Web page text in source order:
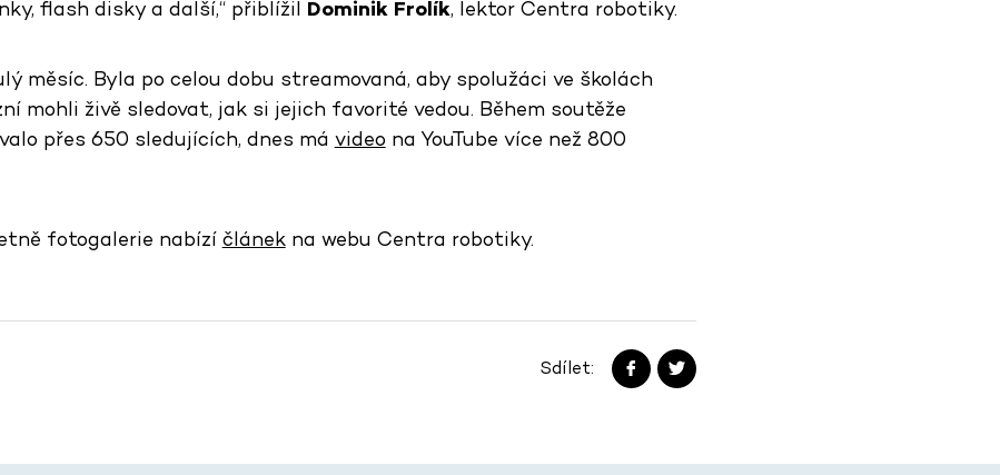
flash disky a další,“ přiblížil Dominik Frolík, lektor Centra robotiky.
měsíc. Byla po celou dobu streamovaná, aby spolužáci ve školách
mohli živě sledovat, jak si jejich favorité vedou. Během soutěže
přes 650 sledujících, dnes má video na YouTube více než 800
fotogalerie nabízí článekna webu Centra robotiky.
Sdílet: